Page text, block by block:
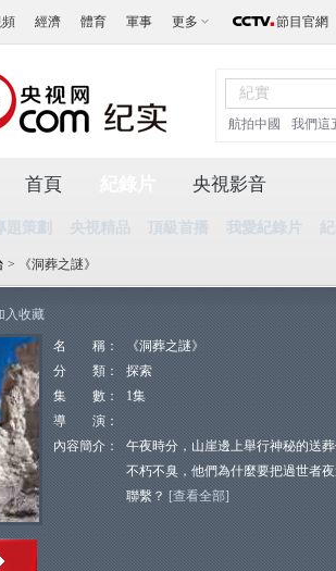
經濟 體育 軍事 更多 節目官網
航拍中國 我們這
首頁
題策劃 央視精品 頂級首播 我愛紀錄片
央視影音
> 《洞葬之謎》
入收藏
名 稱：
《洞葬之謎》
分 類：
探索
集 數：
1集
導 演：
內容簡介：
午夜時分，山崖邊上舉行神秘的送
不朽不臭，他們為什麼要把過世者
聯繫？ [查看全部]